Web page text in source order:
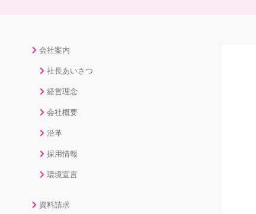
会社案内
社長あいさつ
経営理念
会社概要
沿革
採用情報
環境宣言
資料請求